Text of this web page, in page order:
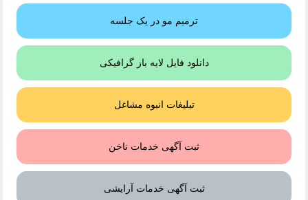
ترمیم مو در یک جلسه
دانلود فایل لایه باز گرافیکی
تبلیغات انبوه مشاغل
ثبت آگهی خدمات ناخن
ثبت آگهی خدمات آرایشی